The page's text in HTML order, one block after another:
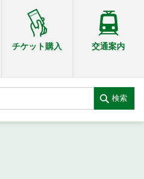
チケット購入 交通案内
検索